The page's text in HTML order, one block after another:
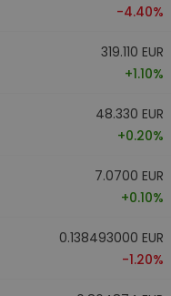
-4.40%
319.110 EUR
+1.10%
48.330 EUR
+0.20%
7.0700 EUR
+0.10%
0.138493000 EUR
-1.20%